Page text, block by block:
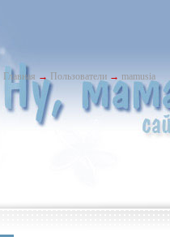
Главная → Пользователи → mamusia